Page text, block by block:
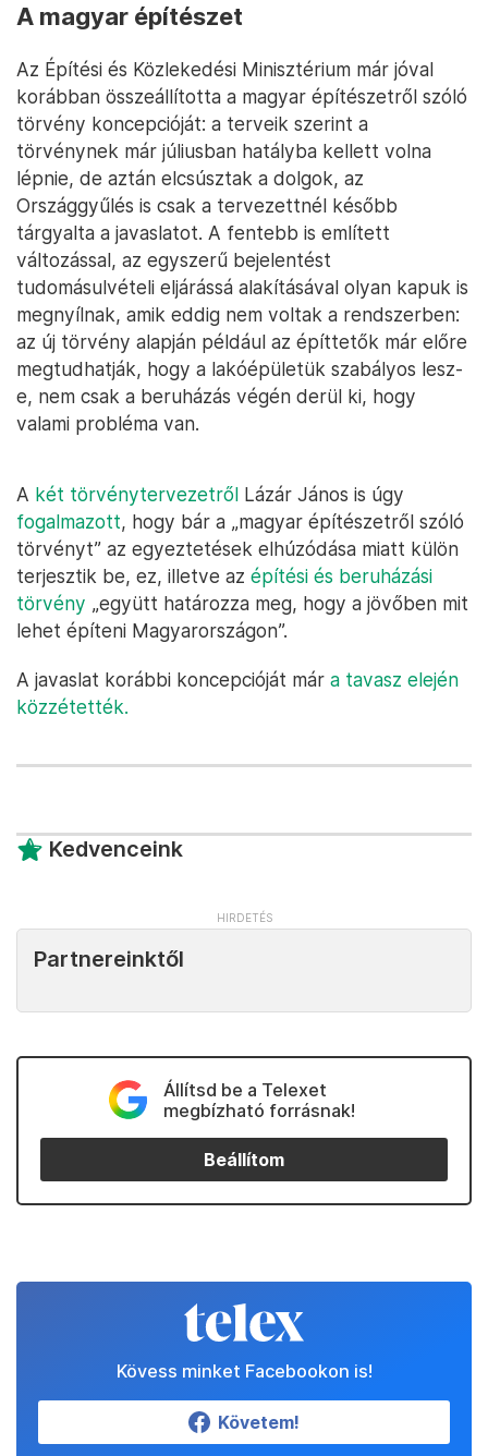
A magyar építészet
Az Építési és Közlekedési Minisztérium már jóval
korábban összeállította a magyar építészetről szóló
törvény koncepcióját: a terveik szerint a
törvénynek már júliusban hatályba kellett volna
lépnie, de aztán elcsúsztak a dolgok, az
Országgyűlés is csak a tervezettnél később
tárgyalta a javaslatot. A fentebb is említett
változással, az egyszerű bejelentést
tudomásulvételi eljárássá alakításával olyan kapuk is
megnyílnak, amik eddig nem voltak a rendszerben:
az új törvény alapján például az építtetők már előre
megtudhatják, hogy a lakóépületük szabályos lesz-
e, nem csak a beruházás végén derül ki, hogy
valami probléma van.
A két törvénytervezetről Lázár János is úgy
fogalmazott, hogy bár a „magyar építészetről szóló
törvényt” az egyeztetések elhúzódása miatt külön
terjesztik be, ez, illetve az építési és beruházási
törvény „együtt határozza meg, hogy a jövőben mit
lehet építeni Magyarországon”.
A javaslat korábbi koncepcióját már a tavasz elején
közzétették.
Kedvenceink
Partnereinktől
Állítsd be a Telexet
megbízható forrásnak!
Beállítom
Kövess minket Facebookon is!
Követem!